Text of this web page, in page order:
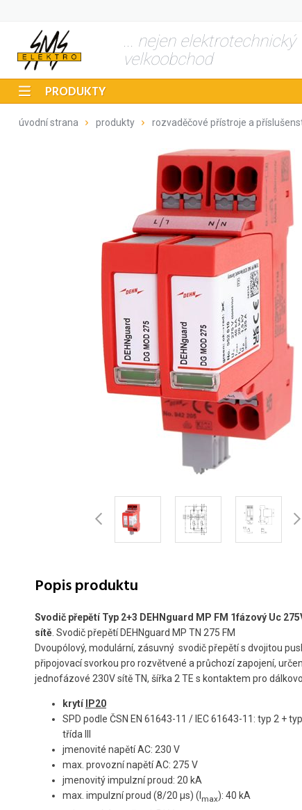
... nejen elektrotechnický
velkoobchod
PRODUKTY
úvodní strana produkty rozvaděčové přístroje a
Popis produktu
Svodič přepětí Typ 2+3 DEHNguard MP FM 1fázový Uc
sítě Svodič přepětí DEHNguard MP TN 275 FM
Dvoupólový, modulární, zásuvný svodič přepětí s dvojitou
připojovací svorkou pro rozvětvené a průchozí zapojení,
jednofázové 230V sítě TN, šířka 2 TE s kontaktem pro
krytí IP20
SPD podle ČSN EN 61643-11 / IEC 61643-11: typ 2 +
třída III
jmenovité napětí AC: 230 V
max. provozní napětí AC: 275 V
jmenovitý impulzní proud: 20 kA
max. impulzní proud (8/20 µs) (I max): 40 kA